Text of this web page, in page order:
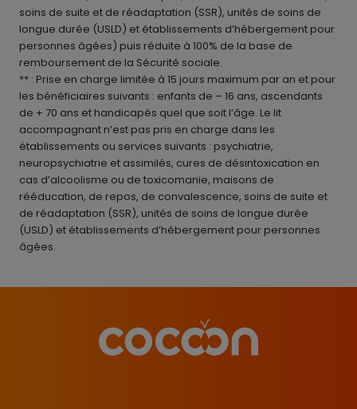
soins de suite et de réadaptation (SSR), unités de soins de
longue durée (USLD) et établissements d’hébergement pour
personnes âgées) puis réduite à 100% de la base de
remboursement de la Sécurité sociale.
** : Prise en charge limitée à 15 jours maximum par an et pour
les bénéficiaires suivants : enfants de – 16 ans, ascendants
de + 70 ans et handicapés quel que soit l’âge. Le lit
accompagnant n’est pas pris en charge dans les
établissements ou services suivants : psychiatrie,
neuropsychiatrie et assimilés, cures de désintoxication en
cas d’alcoolisme ou de toxicomanie, maisons de
rééducation, de repos, de convalescence, soins de suite et
de réadaptation (SSR), unités de soins de longue durée
(USLD) et établissements d’hébergement pour personnes
âgées.